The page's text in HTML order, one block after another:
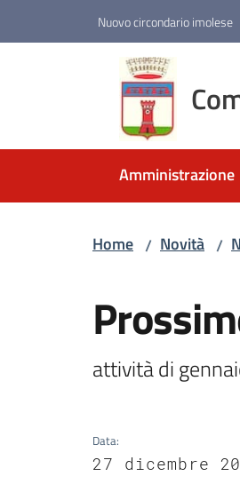
Nuovo circondario imolese
Amministrazione
Home / Novità /
attività di
Data:
27 dicembre